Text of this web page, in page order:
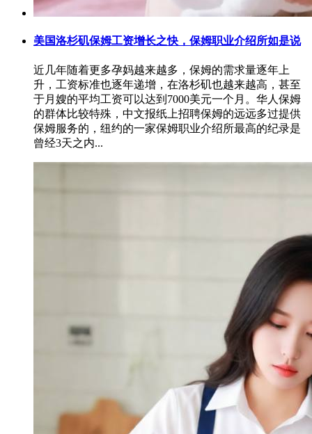
美国洛杉矶保姆工资增长之快，保姆职业介绍所如是说
近几年随着更多孕妈越来越多，保姆的需求量逐年上
升，工资标准也逐年递增，在洛杉矶也越来越高，甚至
于月嫂的平均工资可以达到7000美元一个月。华人保姆
的群体比较特殊，中文报纸上招聘保姆的远远多过提供
保姆服务的，纽约的一家保姆职业介绍所最高的纪录是
曾经3天之内...